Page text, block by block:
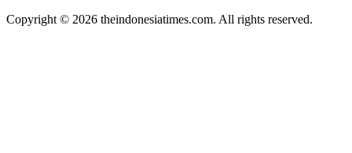
Copyright © 2026 theindonesiatimes.com. All rights reserved.